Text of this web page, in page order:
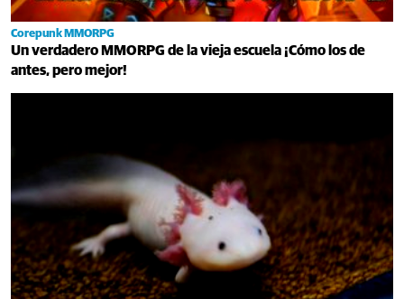
Corepunk MMORPG
Un verdadero MMORPG de la vieja escuela ¡Cómo los de
antes, pero mejor!